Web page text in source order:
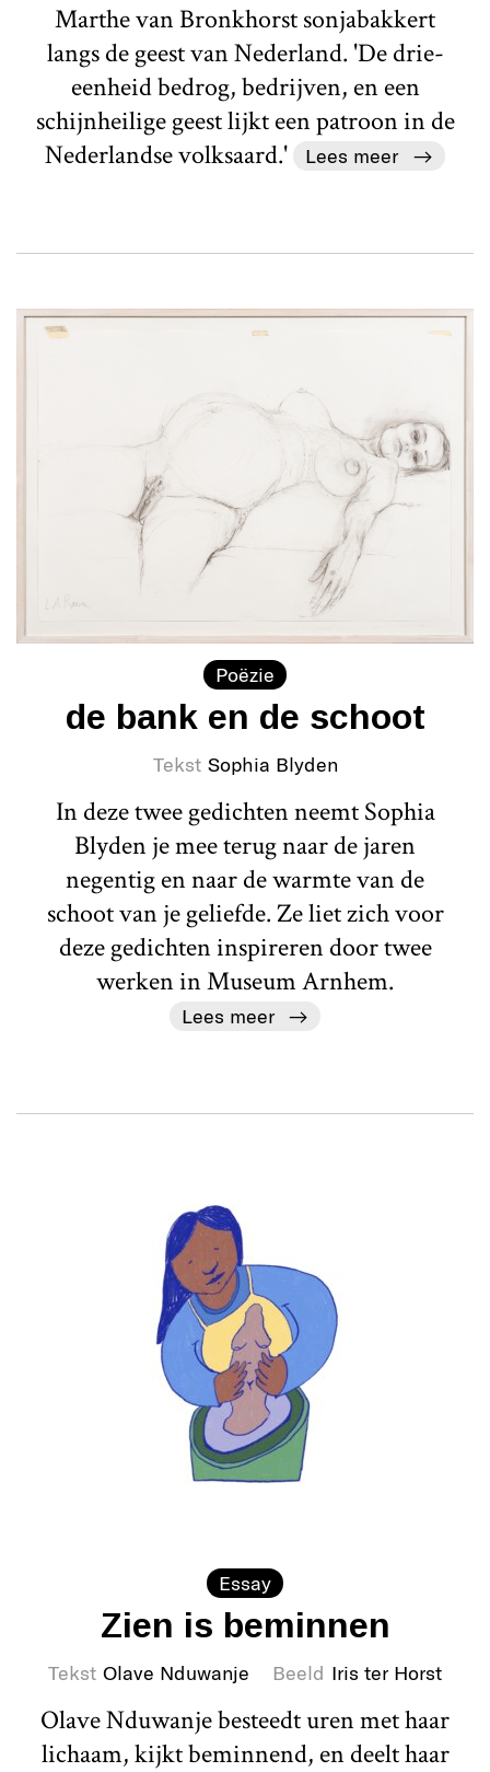
Marthe van Bronkhorst sonjabakkert
langs de geest van Nederland. 'De drie-
eenheid bedrog, bedrijven, en een
schijnheilige geest lijkt een patroon in de
Nederlandse volksaard.'
Lees meer
Poëzie
de bank en de schoot
Tekst Sophia Blyden
In deze twee gedichten neemt Sophia
Blyden je mee terug naar de jaren
negentig en naar de warmte van de
schoot van je geliefde. Ze liet zich voor
deze gedichten inspireren door twee
werken in Museum Arnhem.
Lees meer
Essay
Zien is beminnen
Tekst Olave Nduwanje Beeld Iris ter Horst
Olave Nduwanje besteedt uren met haar
lichaam, kijkt beminnend, en deelt haar